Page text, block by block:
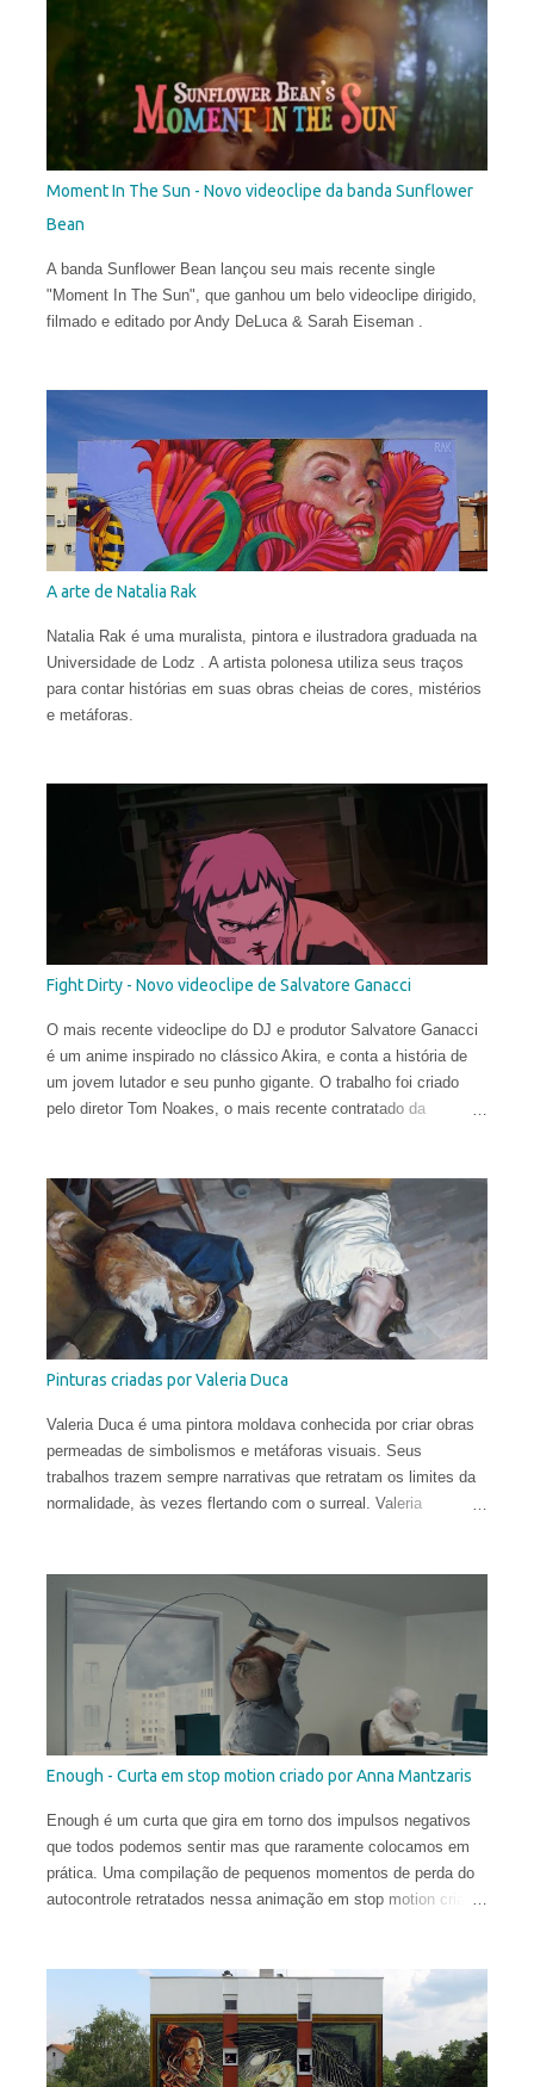
eclético da arte. Porém, em sua fase atual, quebrar as regras
da proporção é sua maior fonte de inspiração e isso o leva a
explorar uma arte mais subjetiva. Belin gosta de definir esse
experimento como "pós-neo-cubismo".
Moment In The Sun - Novo videoclipe da banda Sunflower
Bean
A banda Sunflower Bean lançou seu mais recente single
"Moment In The Sun", que ganhou um belo videoclipe dirigido,
filmado e editado por Andy DeLuca & Sarah Eiseman .
A arte de Natalia Rak
Natalia Rak é uma muralista, pintora e ilustradora graduada na
Universidade de Lodz . A artista polonesa utiliza seus traços
para contar histórias em suas obras cheias de cores, mistérios
e metáforas.
Fight Dirty - Novo videoclipe de Salvatore Ganacci
O mais recente videoclipe do DJ e produtor Salvatore Ganacci
é um anime inspirado no clássico Akira, e conta a história de
um jovem lutador e seu punho gigante. O trabalho foi criado
pelo diretor Tom Noakes, o mais recente contratado da
Trub Animation.
Pinturas criadas por Valeria Duca
Valeria Duca é uma pintora moldava conhecida por criar obras
permeadas de simbolismos e metáforas visuais. Seus
trabalhos trazem sempre narrativas que retratam os limites da
normalidade, às vezes flertando com o surreal. Valeria
estudou História da Arte na Universidade de St Andrews.
Depois de viver e pintar profissionalmente por alguns anos em
Oslo, Noruega, recentemente ela mudou-se para Washington
DC. Suas obras circulam o planeta e integram as coleções
permanentes de vários museus do Leste Europeu.
Enough - Curta em stop motion criado por Anna Mantzaris
Enough é um curta que gira em torno dos impulsos negativos
que todos podemos sentir mas que raramente colocamos em
prática. Uma compilação de pequenos momentos de perda do
autocontrole retratados nessa animação em stop motion criada